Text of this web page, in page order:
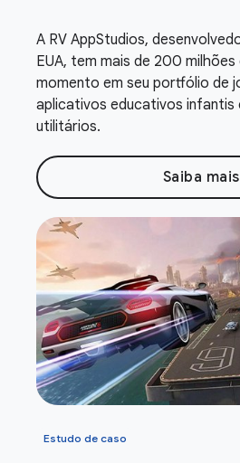
A RV AppStudios,
EUA, tem mais de 200
momento em seu portfólio de
aplicativos educativos infantis
utilitários.
Saiba mais
Estudo de caso